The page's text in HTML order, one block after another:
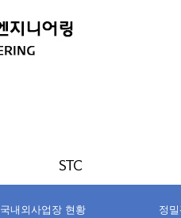
국내외사업장 현황
정